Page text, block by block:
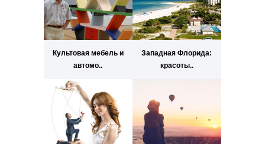
Культовая мебель и
автомо..
Западная Флорида:
красоты..